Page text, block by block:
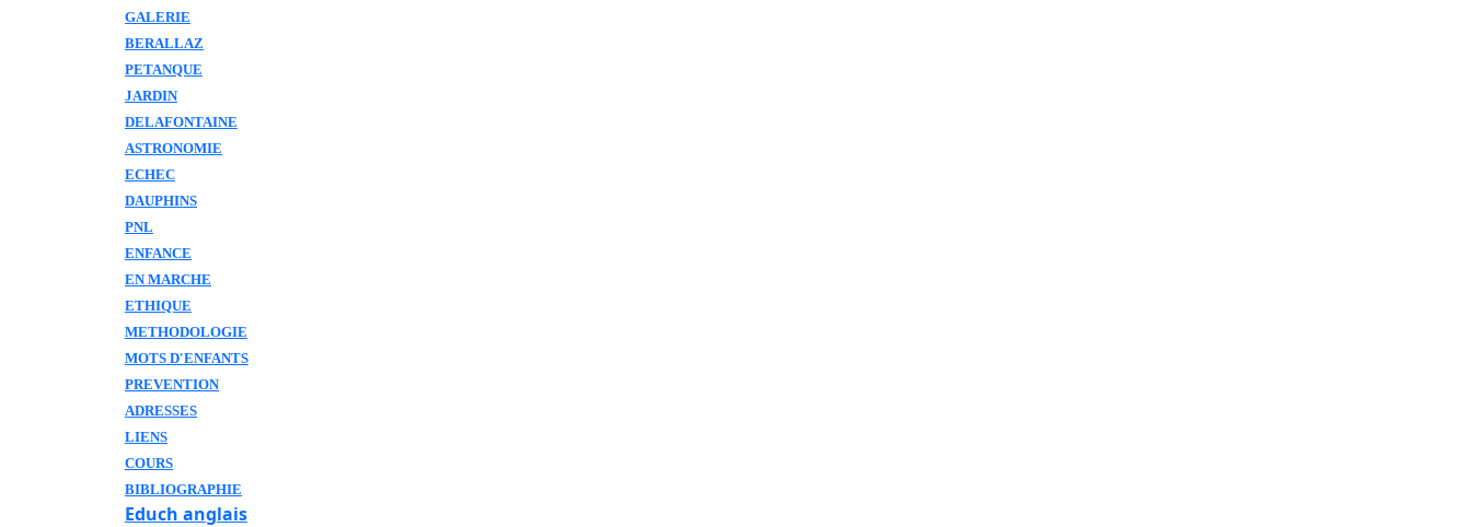
GALERIE
BERALLAZ
PETANQUE
JARDIN
DELAFONTAINE
ASTRONOMIE
ECHEC
DAUPHINS
PNL
ENFANCE
EN MARCHE
ETHIQUE
METHODOLOGIE
MOTS D'ENFANTS
PREVENTION
ADRESSES
LIENS
COURS
BIBLIOGRAPHIE
Educh anglais